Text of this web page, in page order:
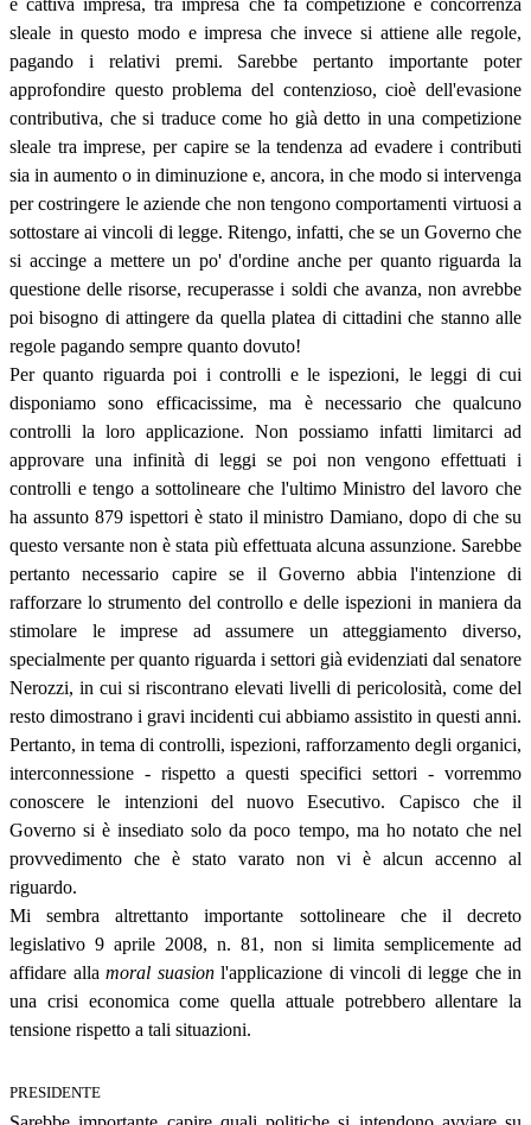
e cattiva impresa, tra impresa che fa competizione e concorrenza
sleale in questo modo e impresa che invece si attiene alle regole,
pagando i relativi premi. Sarebbe pertanto importante poter
approfondire questo problema del contenzioso, cioè dell'evasione
contributiva, che si traduce come ho già detto in una competizione
sleale tra imprese, per capire se la tendenza ad evadere i contributi
sia in aumento o in diminuzione e, ancora, in che modo si intervenga
per costringere le aziende che non tengono comportamenti virtuosi a
sottostare ai vincoli di legge. Ritengo, infatti, che se un Governo che
si accinge a mettere un po' d'ordine anche per quanto riguarda la
questione delle risorse, recuperasse i soldi che avanza, non avrebbe
poi bisogno di attingere da quella platea di cittadini che stanno alle
regole pagando sempre quanto dovuto!
Per quanto riguarda poi i controlli e le ispezioni, le leggi di cui
disponiamo sono efficacissime, ma è necessario che qualcuno
controlli la loro applicazione. Non possiamo infatti limitarci ad
approvare una infinità di leggi se poi non vengono effettuati i
controlli e tengo a sottolineare che l'ultimo Ministro del lavoro che
ha assunto 879 ispettori è stato il ministro Damiano, dopo di che su
questo versante non è stata più effettuata alcuna assunzione. Sarebbe
pertanto necessario capire se il Governo abbia l'intenzione di
rafforzare lo strumento del controllo e delle ispezioni in maniera da
stimolare le imprese ad assumere un atteggiamento diverso,
specialmente per quanto riguarda i settori già evidenziati dal senatore
Nerozzi, in cui si riscontrano elevati livelli di pericolosità, come del
resto dimostrano i gravi incidenti cui abbiamo assistito in questi anni.
Pertanto, in tema di controlli, ispezioni, rafforzamento degli organici,
interconnessione - rispetto a questi specifici settori - vorremmo
conoscere le intenzioni del nuovo Esecutivo. Capisco che il
Governo si è insediato solo da poco tempo, ma ho notato che nel
provvedimento che è stato varato non vi è alcun accenno al
riguardo.
Mi sembra altrettanto importante sottolineare che il decreto
legislativo 9 aprile 2008, n. 81, non si limita semplicemente ad
affidare alla moral suasionl'applicazione di vincoli di legge che in
una crisi economica come quella attuale potrebbero allentare la
tensione rispetto a tali situazioni.
PRESIDENTE